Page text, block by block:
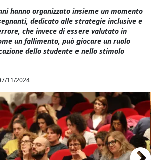
hanno organizzato insieme un momento
dedicato alle strategie inclusive e
che invece di essere valutato in
un fallimento, può giocare un ruolo
dello studente e nello stimolo
11/2024